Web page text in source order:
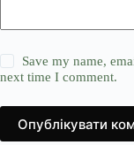
Save my name,
next time I comment.
Опублікувати